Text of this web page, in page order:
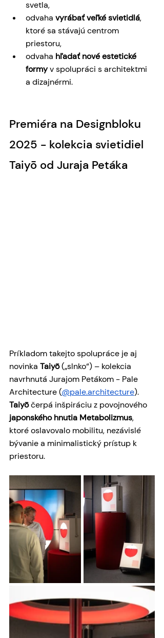
svetla,
odvaha vyrábať veľké svietidlá,
ktoré sa stávajú centrom
priestoru,
odvaha hľadať nové estetické
formy v spolupráci s architektmi
a dizajnérmi.
Premiéra na Designbloku
2025 - kolekcia svietidiel
Taiyō od Juraja Petáka
Príkladom takejto spolupráce je aj
novinka Taiyō („slnko“) – kolekcia
navrhnutá Jurajom Petákom - Pale
Architecture (@pale.architecture).
Taiyō čerpá inšpiráciu z povojnového
japonského hnutia Metabolizmus,
ktoré oslavovalo mobilitu, nezávislé
bývanie a minimalistický prístup k
priestoru.